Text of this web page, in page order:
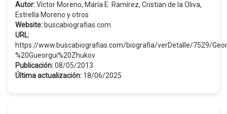
Autor:Víctor Moreno, María E. Ramírez, Cristian de la Oliva,
Estrella Moreno y otros
Website: buscabiografias.com
URL:
https://www.buscabiografias.com/biografia/verDetalle/7529/
%20Gueorgui%20Zhukov
Publicación:08/05/2013
Última actualización: 18/06/2025